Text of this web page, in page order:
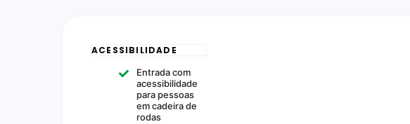
ACESSIBILIDADE
Entrada com
acessibilidade
para pessoas
em cadeira de
rodas